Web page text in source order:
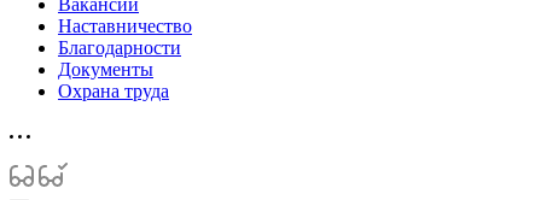
Вакансии
Наставничество
Благодарности
Документы
Охрана труда